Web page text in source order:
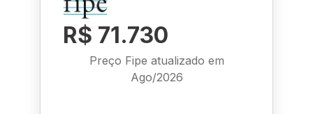
R$ 71.730
Preço Fipe atualizado em
Ago/2026